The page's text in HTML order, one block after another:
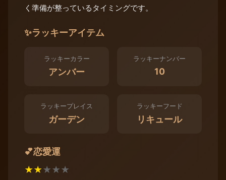
く準備が整っているタイミングです。
✨ラッキーアイテム
ラッキーカラー
アンバー
ラッキーナンバー
10
ラッキープレイス
ガーデン
ラッキーフード
リキュール
💕恋愛運
★★★★★